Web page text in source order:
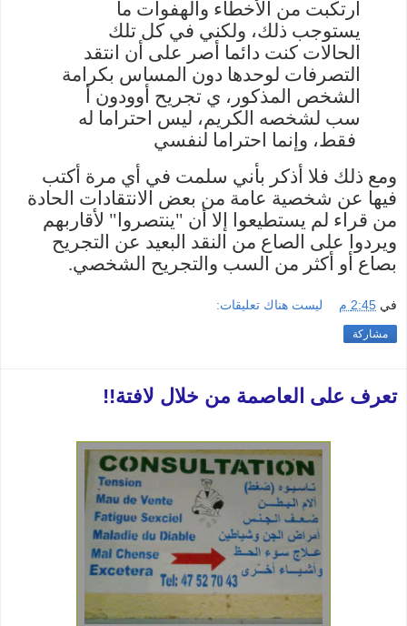
ارتكبت من الأخطاء والهفوات ما
يستوجب ذلك، ولكني في كل تلك
الحالات كنت دائما أصر على أن انتقد
التصرفات لوحدها دون المساس بكرامة
الشخص المذكور،
ودون أي تجريح أو
سب لشخصه الكريم، ليس احتراما له
ومع ذلك فلا أذكر بأني سلمت في أي مرة أكتب
فيها عن شخصية عامة من بعض الانتقادات الحادة
من قراء لم يستطيعوا إلا أن "ينتصروا" لأقاربهم
ويردوا على الصاع من النقد البعيد عن التجريح
بصاع أو أكثر من السب والتجريح الشخصي.
في 2:45 م ليست هناك تعليقات:
مشاركة
تعرف على العاصمة من خلال لافتة!!